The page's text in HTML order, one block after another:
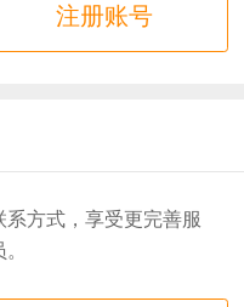
注册账号
方式，享受更完善服